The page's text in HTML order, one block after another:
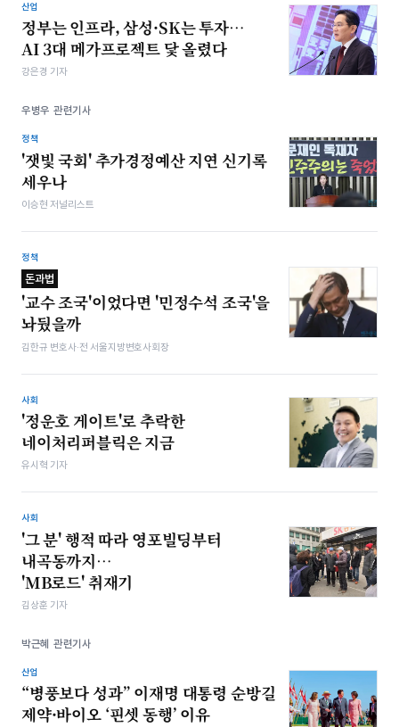
산업
정부는 인프라, 삼성·SK는 투자…
AI 3대 메가프로젝트 닻 올렸다
강은경 기자
우병우 관련기사
정책
'잿빛 국회' 추가경정예산 지연 신기록
세우나
이승현 저널리스트
정책
돈과법
'교수 조국'이었다면 '민정수석 조국'을
놔뒀을까
김한규 변호사·전 서울지방변호사회장
사회
'정운호 게이트'로 추락한
네이처리퍼블릭은 지금
유시혁 기자
사회
'그 분' 행적 따라 영포빌딩부터
내곡동까지…
'MB로드' 취재기
김상훈 기자
박근혜 관련기사
산업
“병풍보다 성과” 이재명 대통령 순방길
제약·바이오 ‘핀셋 동행’ 이유